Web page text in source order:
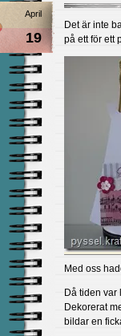
April
19
Det är inte
på ett för ett
Med oss
Då tiden var
Dekorerat
bildar en